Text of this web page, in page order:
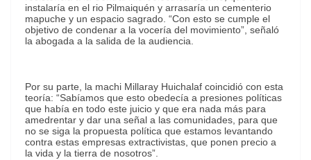
instalaría en el rio Pilmaiquén y arrasaría un cementerio
mapuche y un espacio sagrado. “Con esto se cumple el
objetivo de condenar a la vocería del movimiento”, señaló
la abogada a la salida de la audiencia.
Por su parte, la machi Millaray Huichalaf coincidió con esta
teoría: “Sabíamos que esto obedecía a presiones políticas
que había en todo este juicio y que era nada más para
amedrentar y dar una señal a las comunidades, para que
no se siga la propuesta política que estamos levantando
contra estas empresas extractivistas, que ponen precio a
la vida y la tierra de nosotros”.